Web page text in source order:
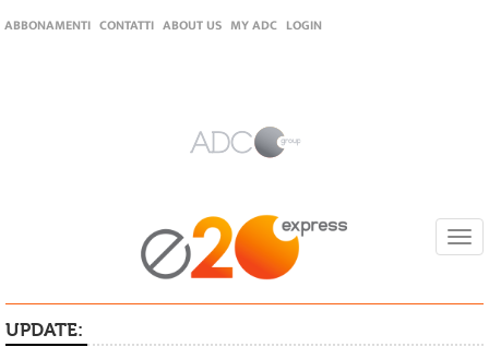
ABBONAMENTI CONTATTI ABOUT US MY ADC LOGIN
UPDATE: